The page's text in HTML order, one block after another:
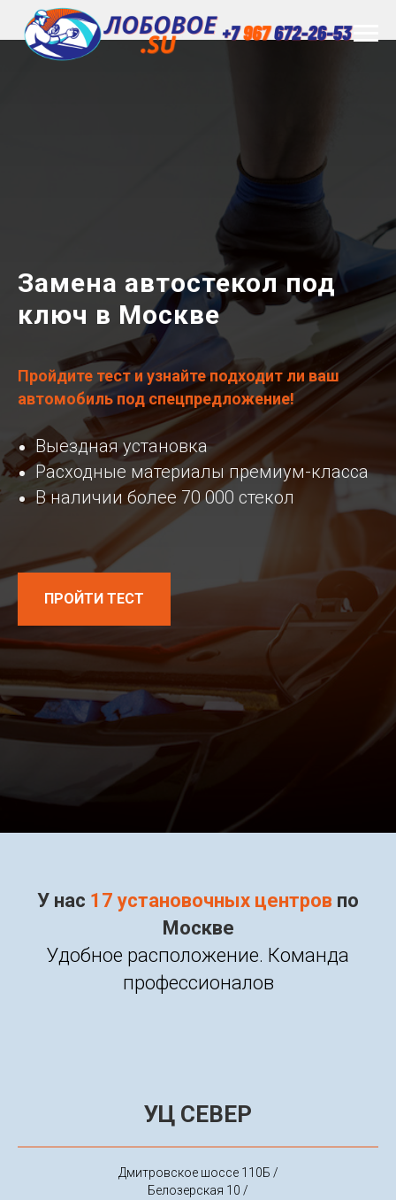
Замена автостекол под
ключ в Москве
Пройдите тест и узнайте подходит ли ваш
автомобиль под спецпредложение!
Выездная установка
Расходные материалы премиум-класса
В наличии более 70 000 стекол
ПРОЙТИ ТЕСТ
У нас 17 установочных центров по
Москве
Удобное расположение. Команда
профессионалов
УЦ СЕВЕР
Дмитровское шоссе 110Б /
Белозерская 10 /